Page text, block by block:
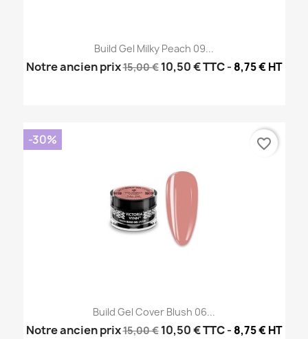
Build Gel Milky Peach 09...
Notre ancien prix15,00 € 10,50 €TTC- 8,75 € HT
Build Gel Cover Blush 06...
Notre ancien prix15,00 € 10,50 €TTC- 8,75 € HT
-30% favorite_border